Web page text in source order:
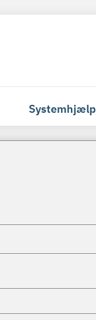
Systemhjælp